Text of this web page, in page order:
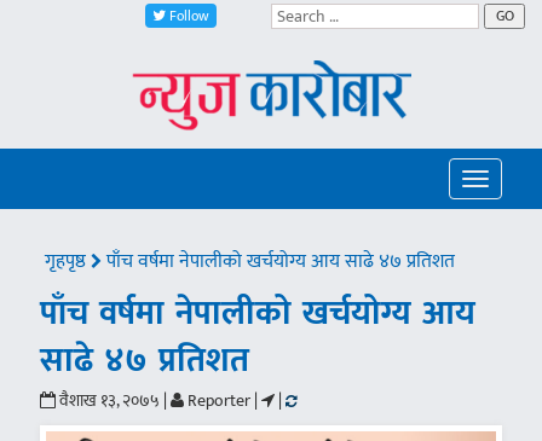
Follow GO
Toggle
गृहपृष्ठ पाँच वर्षमा नेपालीको खर्चयोग्य आय साढे ४७ प्रतिशत
पाँच वर्षमा नेपालीको खर्चयोग्य आय
साढे ४७ प्रतिशत
वैशाख १३, २०७५ | Reporter | |